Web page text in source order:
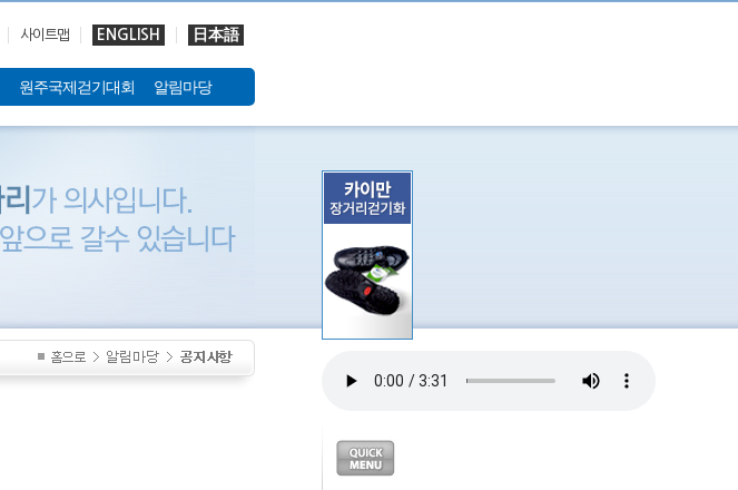
사이트맵 ENGLISH 日本語
원주국제걷기대회 알림마당